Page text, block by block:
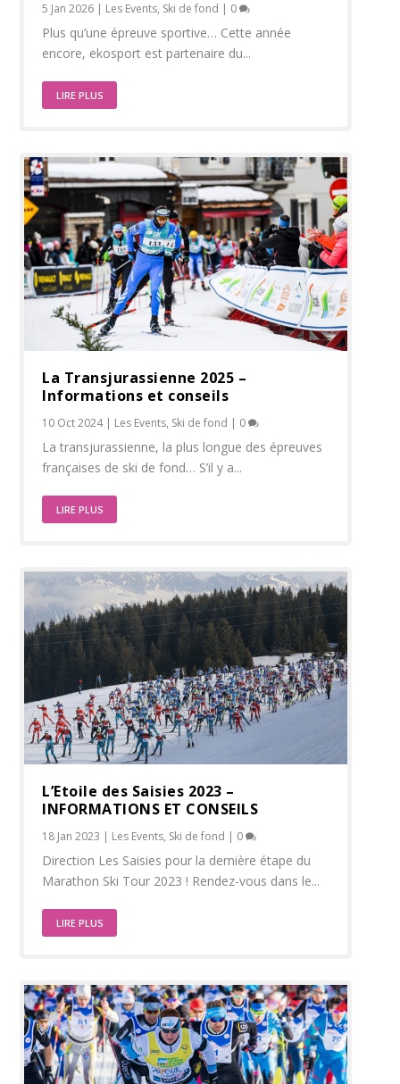
5 Jan 2026 | Les Events, Ski de fond | 0
Plus qu’une épreuve sportive… Cette année
encore, ekosport est partenaire du...
LIRE PLUS
La Transjurassienne 2025 –
Informations et conseils
10 Oct 2024| Les Events, Ski de fond | 0
La transjurassienne, la plus longue des épreuves
françaises de ski de fond… S’il y a...
LIRE PLUS
L’Etoile des Saisies 2023 –
INFORMATIONS ET CONSEILS
18 Jan 2023 | Les Events, Ski de fond | 0
Direction Les Saisies pour la dernière étape du
Marathon Ski Tour 2023 ! Rendez-vous dans le...
LIRE PLUS